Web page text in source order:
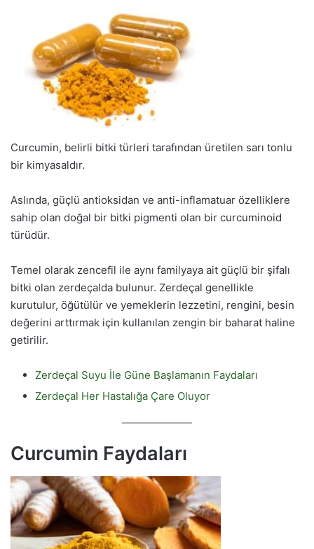
Curcumin, belirli bitki türleri tarafından üretilen sarı tonlu
bir kimyasaldır.
Aslında, güçlü antioksidan ve anti-inflamatuar özelliklere
sahip olan doğal bir bitki pigmenti olan bir curcuminoid
türüdür.
Temel olarak zencefil ile aynı familyaya ait güçlü bir şifalı
bitki olan zerdeçalda bulunur. Zerdeçal genellikle
kurutulur, öğütülür ve yemeklerin lezzetini, rengini, besin
değerini arttırmak için kullanılan zengin bir baharat haline
getirilir.
Zerdeçal Suyu İle Güne Başlamanın Faydaları
Zerdeçal Her Hastalığa Çare Oluyor
Curcumin Faydaları